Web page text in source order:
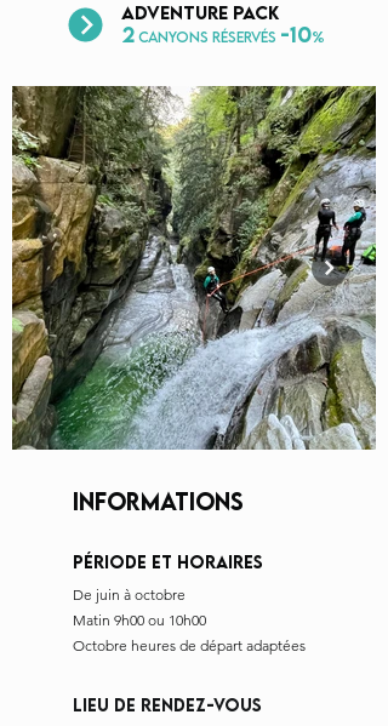
adventure pack
2 canyons réservés -10%
INFORMATIONS
PÉRIODE ET HORAIRES
De juin à octobre
Matin 9h00 ou 10h00
Octobre heures de départ adaptées
LIEU DE Rendez-vous